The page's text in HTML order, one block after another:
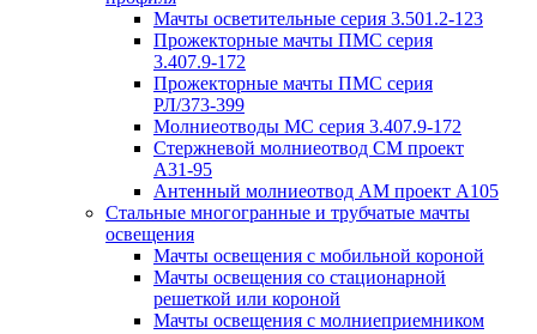
Мачты осветительные серия 3.501.2-123
Прожекторные мачты ПМС серия
3.407.9-172
Прожекторные мачты ПМС серия
РЛ/373-399
Молниеотводы МС серия 3.407.9-172
Стержневой молниеотвод СМ проект
А31-95
Антенный молниеотвод АМ проект А105
Стальные многогранные и трубчатые мачты
освещения
Мачты освещения с мобильной короной
Мачты освещения со стационарной
решеткой или короной
Мачты освещения с молниеприемником